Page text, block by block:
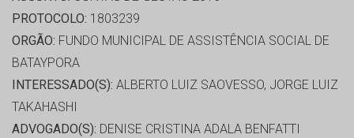
PROTOCOLO: 1803239
ORGÃO: FUNDO MUNICIPAL DE ASSISTÊNCIA SOCIAL DE
BATAYPORA
INTERESSADO(S): ALBERTO LUIZ SAOVESSO, JORGE LUIZ
TAKAHASHI
ADVOGADO(S): DENISE CRISTINA ADALA BENFATTI